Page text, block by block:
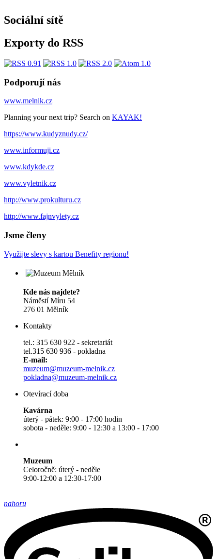
Sociální sítě
Exporty do RSS
Podporují nás
www.melnik.cz
Planning your next trip? Search on KAYAK!
https://www.kudyznudy.cz/
www.informuji.cz
www.kdykde.cz
www.vyletnik.cz
http://www.prokulturu.cz
http://www.fajnvylety.cz
Jsme členy
Využijte slevy s kartou Benefity regionu!
Kde nás najdete?
Náměstí Míru 54
276 01 Mělník
Kontakty
tel.: 315 630 922 - sekretariát
tel.315 630 936 - pokladna
E-mail:
muzeum@muzeum-melnik.cz
pokladna@muzeum-melnik.cz
Otevírací doba
Kavárna
úterý - pátek: 9:00 - 17:00 hodin
sobota - neděle: 9:00 - 12:30 a 13:00 - 17:00
Muzeum
Celoročně: úterý - neděle
9:00-12:00 a 12:30-17:00
nahoru